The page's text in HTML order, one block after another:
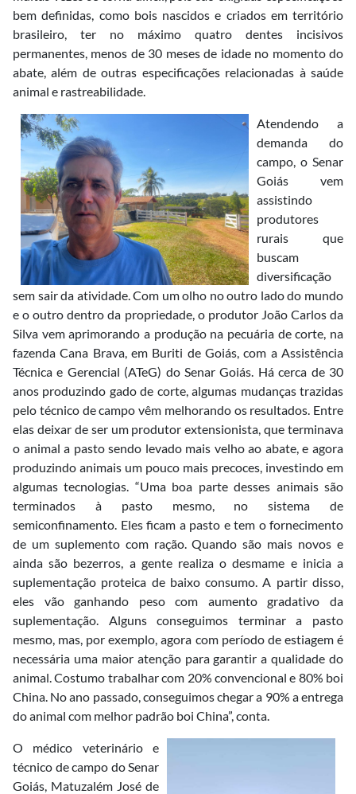
bem definidas, como bois nascidos e criados em território
brasileiro, ter no máximo quatro dentes incisivos
permanentes, menos de 30 meses de idade no momento do
abate, além de outras especificações relacionadas à saúde
animal e rastreabilidade.
Atendendo a
demanda do
campo, o Senar
Goiás vem
assistindo
produtores
rurais que
buscam
diversificação
sem sair da atividade. Com um olho no outro lado do mundo
e o outro dentro da propriedade, o produtor João Carlos da
Silva vem aprimorando a produção na pecuária de corte, na
fazenda Cana Brava, em Buriti de Goiás, com a Assistência
Técnica e Gerencial (ATeG) do Senar Goiás. Há cerca de 30
anos produzindo gado de corte, algumas mudanças trazidas
pelo técnico de campo vêm melhorando os resultados. Entre
elas deixar de ser um produtor extensionista, que terminava
o animal a pasto sendo levado mais velho ao abate, e agora
produzindo animais um pouco mais precoces, investindo em
algumas tecnologias. “Uma boa parte desses animais são
terminados à pasto mesmo, no sistema de
semiconfinamento. Eles ficam a pasto e tem o fornecimento
de um suplemento com ração. Quando são mais novos e
ainda são bezerros, a gente realiza o desmame e inicia a
suplementação proteica de baixo consumo. A partir disso,
eles vão ganhando peso com aumento gradativo da
suplementação. Alguns conseguimos terminar a pasto
mesmo, mas, por exemplo, agora com período de estiagem é
necessária uma maior atenção para garantir a qualidade do
animal. Costumo trabalhar com 20% convencional e 80% boi
China. No ano passado, conseguimos chegar a 90% a entrega
do animal com melhor padrão boi China”, conta.
O médico veterinário e
técnico de campo do Senar
Goiás, Matuzalém José de